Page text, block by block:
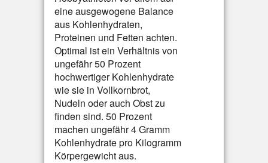
eine ausgewogene Balance
aus Kohlenhydraten,
Proteinen und Fetten achten.
Optimal ist ein Verhältnis von
ungefähr 50 Prozent
hochwertiger Kohlenhydrate
wie sie in Vollkornbrot,
Nudeln oder auch Obst zu
finden sind. 50 Prozent
machen ungefähr 4 Gramm
Kohlenhydrate pro Kilogramm
Körpergewicht aus.